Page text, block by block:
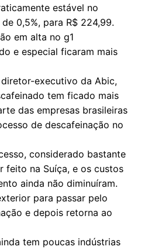
estável no
0,5%, para R$ 224,99.
em alta no g1
e especial ficaram mais
executivo da Abic,
tem ficado mais
das empresas brasileiras
de descafeinação no
considerado bastante
feito na Suíça, e os custos
ainda não diminuíram.
para passar pelo
e depois retorna ao
tem poucas indústrias